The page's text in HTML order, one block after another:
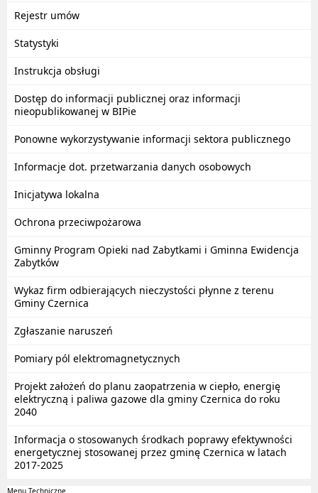
Rejestr umów
Statystyki
Instrukcja obsługi
Dostęp do informacji publicznej oraz informacji
nieopublikowanej w BIPie
Ponowne wykorzystywanie informacji sektora publicznego
Informacje dot. przetwarzania danych osobowych
Inicjatywa lokalna
Ochrona przeciwpożarowa
Gminny Program Opieki nad Zabytkami i Gminna Ewidencja
Zabytków
Wykaz firm odbierających nieczystości płynne z terenu
Gminy Czernica
Zgłaszanie naruszeń
Pomiary pól elektromagnetycznych
Projekt założeń do planu zaopatrzenia w ciepło, energię
elektryczną i paliwa gazowe dla gminy Czernica do roku
2040
Informacja o stosowanych środkach poprawy efektywności
energetycznej stosowanej przez gminę Czernica w latach
2017-2025
Menu Techniczne